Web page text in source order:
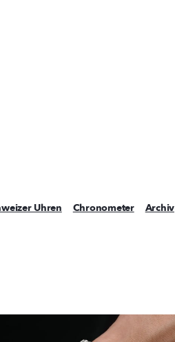
Uhren Chronometer Archiv